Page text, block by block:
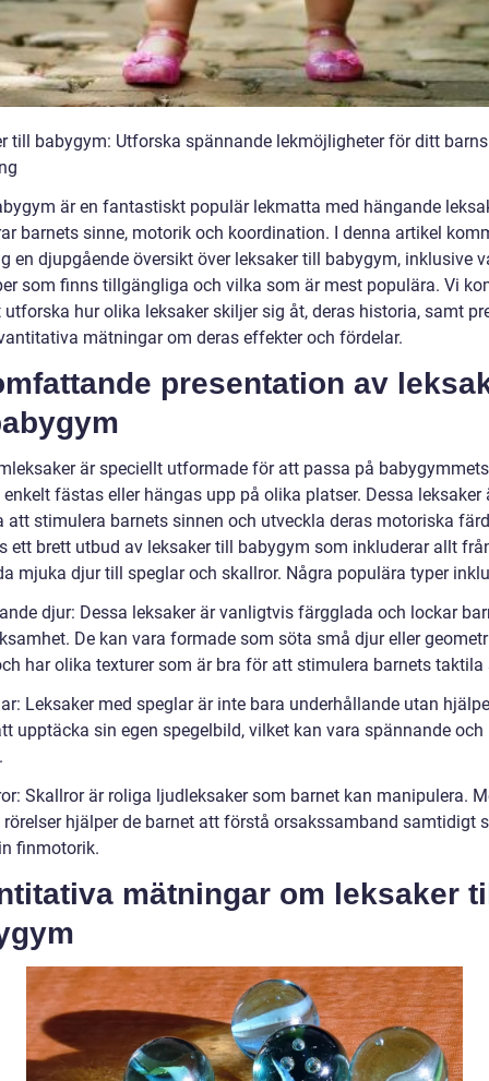
till babygym: Utforska spännande lekmöjligheter för ditt barns
är en fantastiskt populär lekmatta med hängande
barnets sinne, motorik och koordination. I denna artikel
en djupgående översikt över leksaker till babygym, inklusive
som finns tillgängliga och vilka som är mest populära. Vi
utforska hur olika leksaker skiljer sig åt, deras historia, samt
mätningar om deras effekter och fördelar.
presentation av
är speciellt utformade för att passa på
fästas eller hängas upp på olika platser. Dessa leksaker
att stimulera barnets sinnen och utveckla deras motoriska
ett brett utbud av leksaker till babygym som inkluderar allt
mjuka djur till speglar och skallror. Några populära typer
djur: Dessa leksaker är vanligtvis färgglada och lockar
De kan vara formade som söta små djur eller
har olika texturer som är bra för att stimulera barnets taktila
Leksaker med speglar är inte bara underhållande utan
upptäcka sin egen spegelbild, vilket kan vara spännande
Skallror är roliga ljudleksaker som barnet kan manipulera.
hjälper de barnet att förstå orsakssamband samtidigt
finmotorik.
mätningar om leksaker